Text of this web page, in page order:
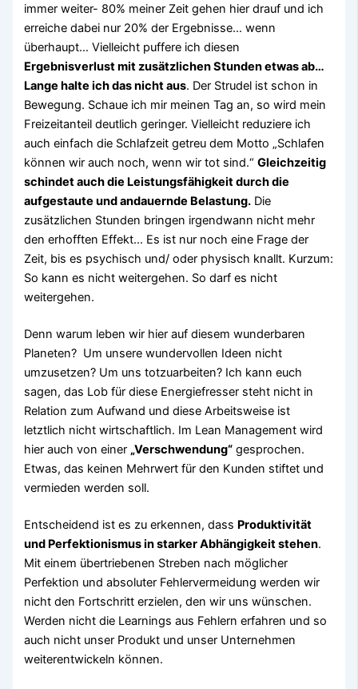
immer weiter- 80% meiner Zeit gehen hier drauf und ich
erreiche dabei nur 20% der Ergebnisse… wenn
überhaupt… Vielleicht puffere ich diesen
Ergebnisverlust mit zusätzlichen Stunden etwas ab…
Lange halte ich das nicht aus. Der Strudel ist schon in
Bewegung. Schaue ich mir meinen Tag an, so wird mein
Freizeitanteil deutlich geringer. Vielleicht reduziere ich
auch einfach die Schlafzeit getreu dem Motto „Schlafen
können wir auch noch, wenn wir tot sind.“Gleichzeitig
schindet auch die Leistungsfähigkeit durch die
aufgestaute und andauernde Belastung. Die
zusätzlichen Stunden bringen irgendwann nicht mehr
den erhofften Effekt… Es ist nur noch eine Frage der
Zeit, bis es psychisch und/ oder physisch knallt. Kurzum:
So kann es nicht weitergehen. So darf es nicht
weitergehen.
Denn warum leben wir hier auf diesem wunderbaren
Planeten? Um unsere wundervollen Ideen nicht
umzusetzen? Um uns totzuarbeiten? Ich kann euch
sagen, das Lob für diese Energiefresser steht nicht in
Relation zum Aufwand und diese Arbeitsweise ist
letztlich nicht wirtschaftlich. Im Lean Management wird
hier auch von einer „Verschwendung“ gesprochen.
Etwas, das keinen Mehrwert für den Kunden stiftet und
vermieden werden soll.
Entscheidend ist es zu erkennen, dass Produktivität
und Perfektionismus in starker Abhängigkeit stehen.
Mit einem übertriebenen Streben nach möglicher
Perfektion und absoluter Fehlervermeidung werden wir
nicht den Fortschritt erzielen, den wir uns wünschen.
Werden nicht die Learnings aus Fehlern erfahren und so
auch nicht unser Produkt und unser Unternehmen
weiterentwickeln können.